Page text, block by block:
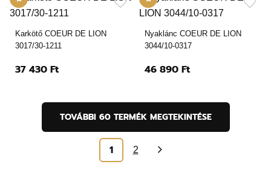
Karkötő COEUR DE LION
3017/30-1211
37 430 Ft
Nyaklánc COEUR DE LION
3044/10-0317
46 890 Ft
TOVÁBBI 60 TERMÉK MEGTEKINTÉSE
1 2 »